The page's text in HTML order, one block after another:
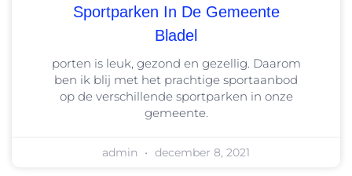
Sportparken In De Gemeente
Bladel
porten is leuk, gezond en gezellig. Daarom
ben ik blij met het prachtige sportaanbod
op de verschillende sportparken in onze
gemeente.
admin december 8, 2021